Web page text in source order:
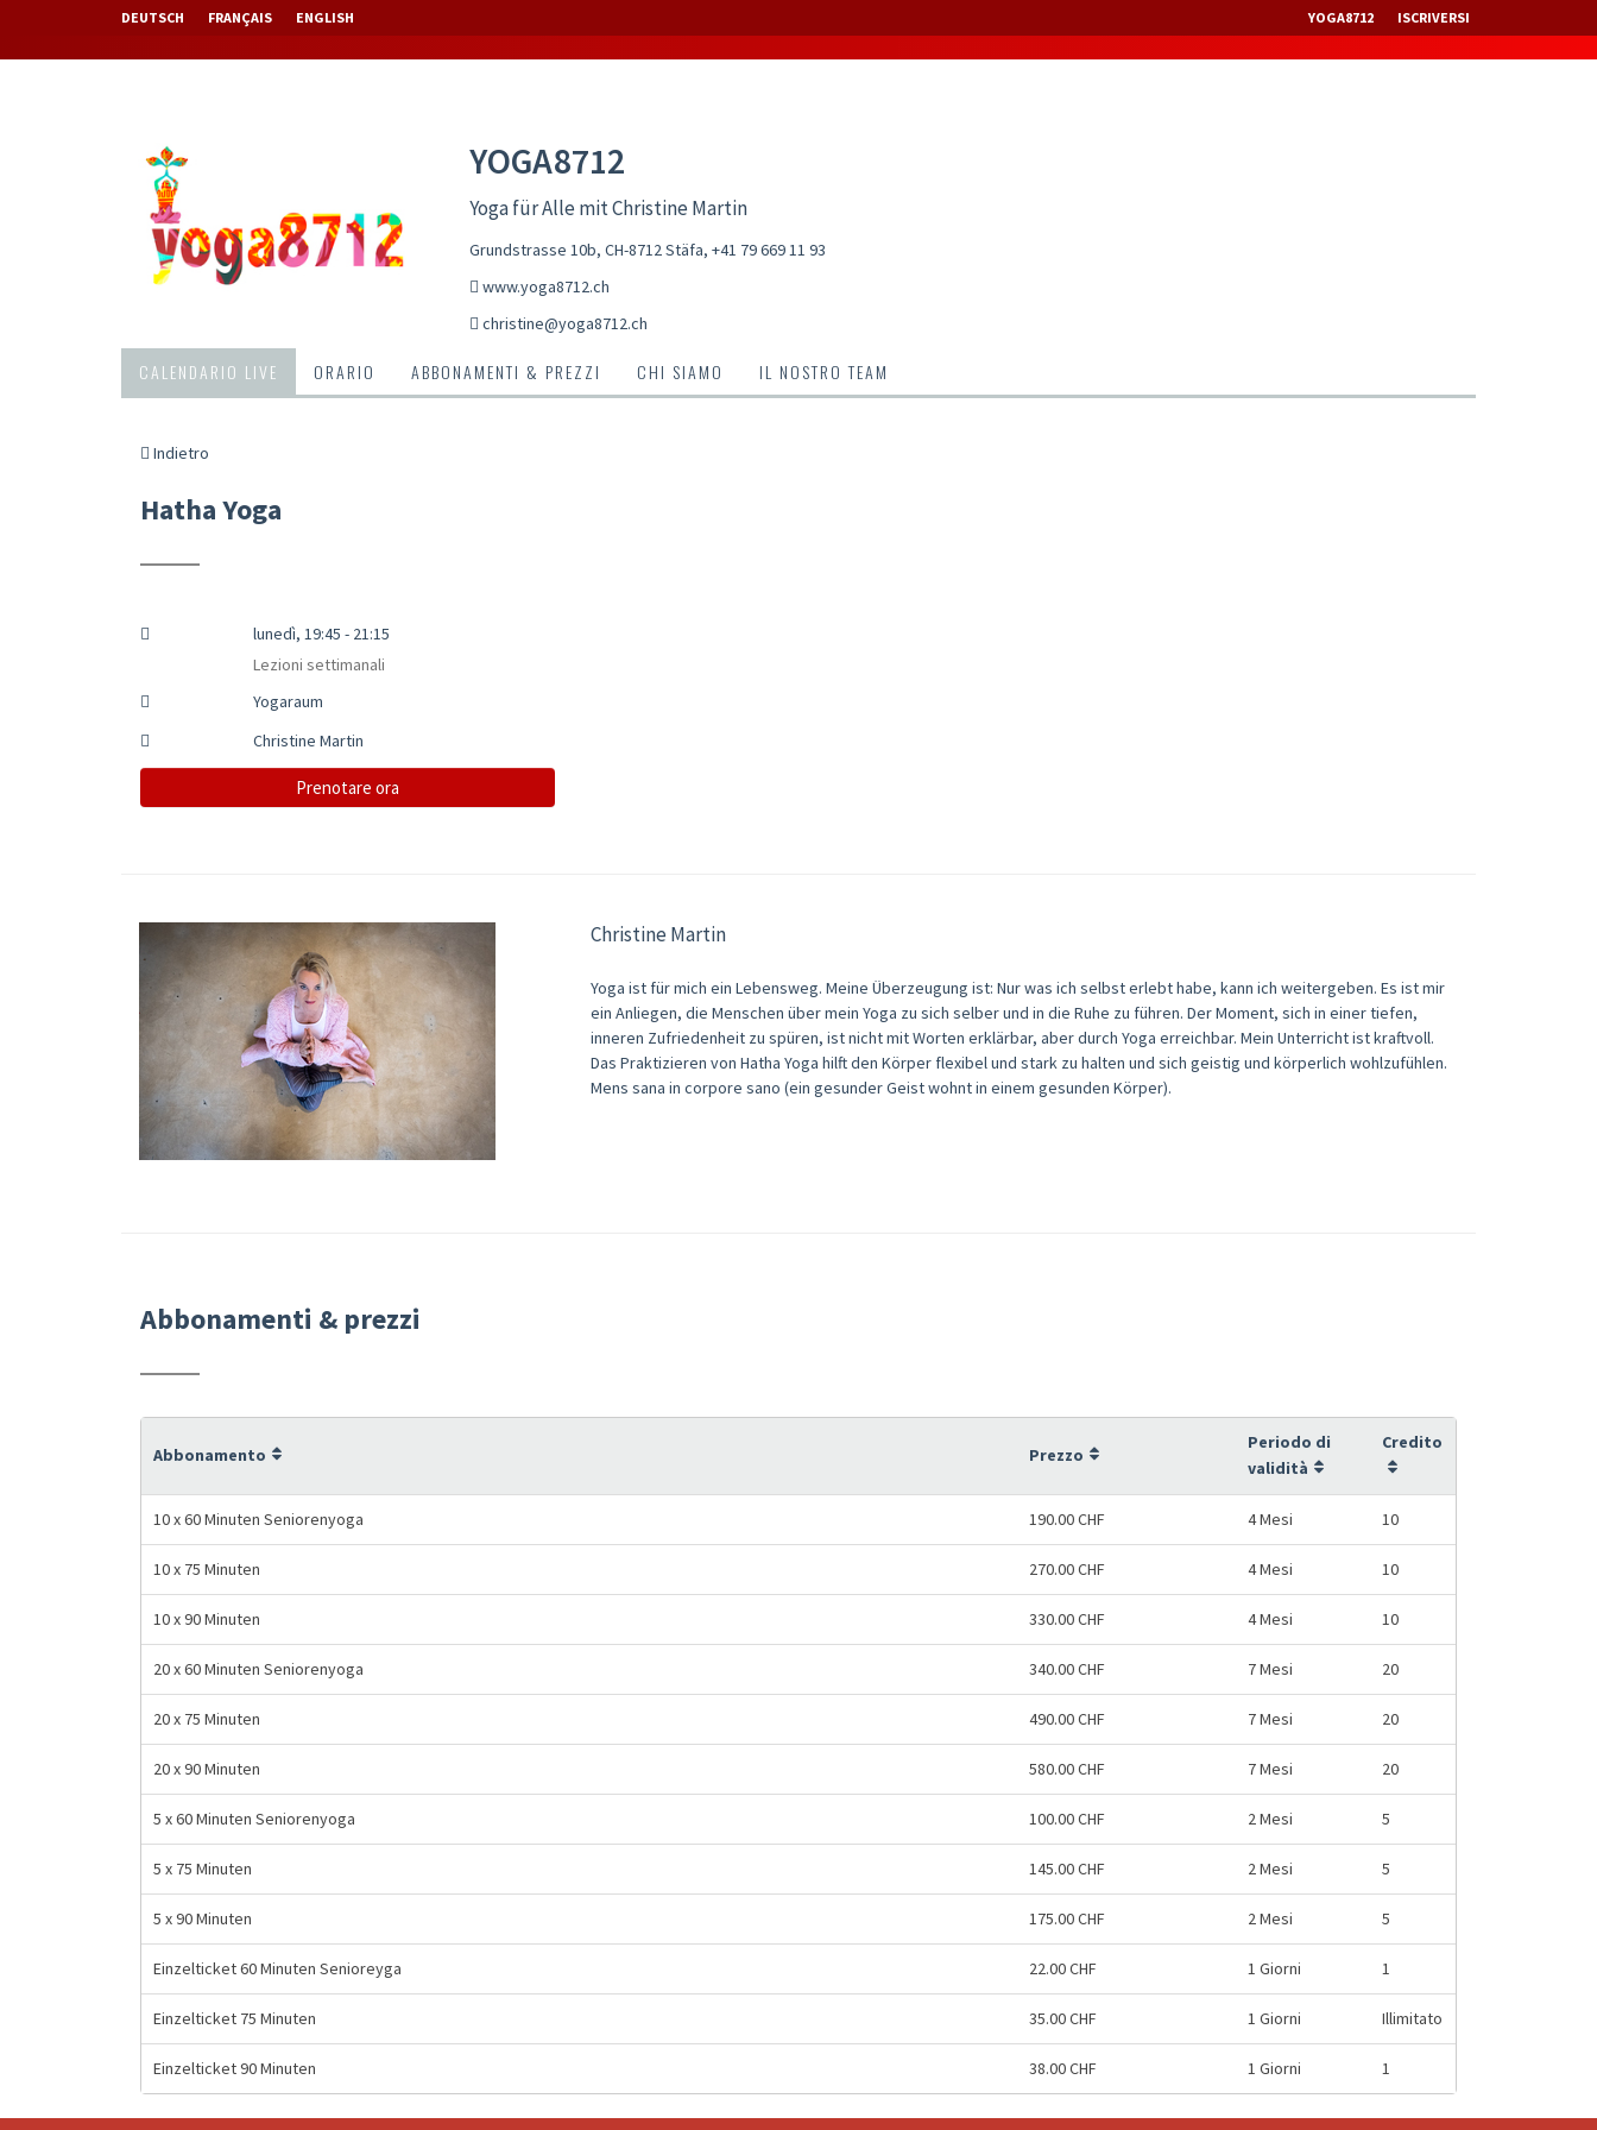
DEUTSCH FRANÇAIS ENGLISH YOGA8712 ISCRIVERSI
YOGA8712
Yoga für Alle mit Christine Martin
Grundstrasse 10b, CH-8712 Stäfa, +41 79 669 11 93
www.yoga8712.ch
christine@yoga8712.ch
CALENDARIO LIVE ORARIO ABBONAMENTI & PREZZI CHI SIAMO IL NOSTRO TEAM
Indietro
Hatha Yoga
lunedì, 19:45 - 21:15
Lezioni settimanali
Yogaraum
Christine Martin
Prenotare ora
Christine Martin
Yoga ist für mich ein Lebensweg. Meine Überzeugung ist: Nur was ich selbst erlebt habe, kann ich weitergeben. Es ist mir
ein Anliegen, die Menschen über mein Yoga zu sich selber und in die Ruhe zu führen. Der Moment, sich in einer tiefen,
inneren Zufriedenheit zu spüren, ist nicht mit Worten erklärbar, aber durch Yoga erreichbar.​ Mein Unterricht ist kraftvoll.
Das Praktizieren von Hatha Yoga hilft den Körper flexibel und stark zu halten und sich geistig und körperlich wohlzufühlen.
Mens sana in corpore sano (ein gesunder Geist wohnt in einem gesunden Körper).
Abbonamenti & prezzi
Abbonamento Prezzo
Periodo di
validità
Credito
10 x 60 Minuten Seniorenyoga 190.00 CHF 4 Mesi 10
10 x 75 Minuten 270.00 CHF 4 Mesi 10
10 x 90 Minuten 330.00 CHF 4 Mesi 10
20 x 60 Minuten Seniorenyoga 340.00 CHF 7 Mesi 20
20 x 75 Minuten 490.00 CHF 7 Mesi 20
20 x 90 Minuten 580.00 CHF 7 Mesi 20
5 x 60 Minuten Seniorenyoga 100.00 CHF 2 Mesi 5
5 x 75 Minuten 145.00 CHF 2 Mesi 5
5 x 90 Minuten 175.00 CHF 2 Mesi 5
Einzelticket 60 Minuten Senioreyga 22.00 CHF 1 Giorni 1
Einzelticket 75 Minuten 35.00 CHF 1 Giorni Illimitato
Einzelticket 90 Minuten 38.00 CHF 1 Giorni 1